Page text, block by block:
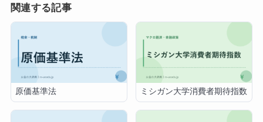
関連する記事
原価基準法 ミシガン大学消費者期待指数